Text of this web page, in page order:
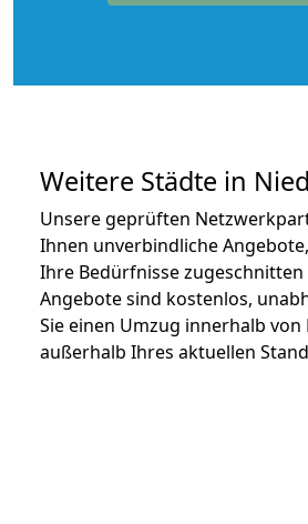
Weitere Städte in
Unsere geprüften
Ihnen unverbindliche
Ihre Bedürfnisse zugeschnitten
Angebote sind kostenlos,
Sie einen Umzug innerhalb
außerhalb Ihres aktuellen